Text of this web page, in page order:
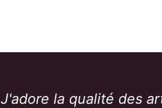
J'adore la qualité des